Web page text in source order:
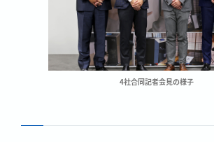
4社合同記者会見の様子